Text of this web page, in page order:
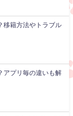
移籍方法やトラブル
アプリ毎の違いも解